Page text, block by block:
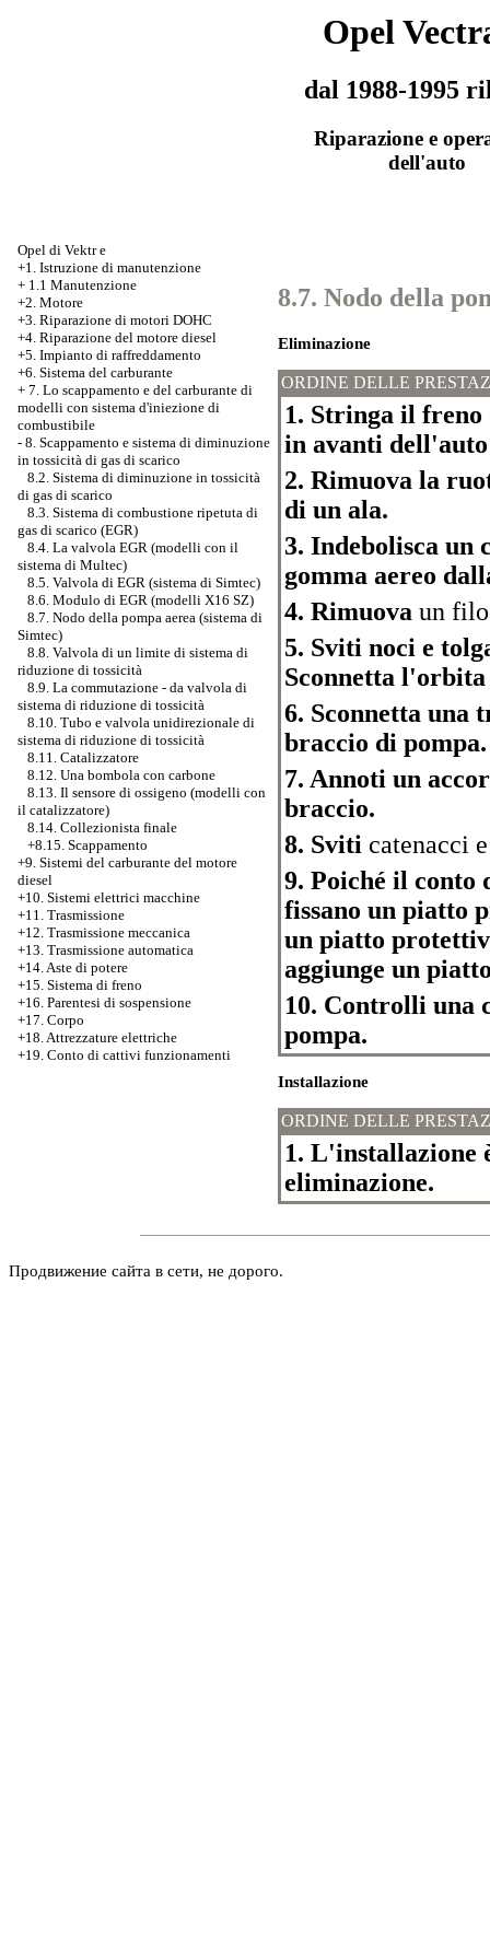
Opel
dal 1988-1995
Riparazione e
dell'auto
Opel di Vektr e
+1. Istruzione di manutenzione
+ 1.1 Manutenzione
+2. Motore
+3. Riparazione di motori DOHC
+4. Riparazione del motore diesel
+5. Impianto di raffreddamento
+6. Sistema del carburante
+ 7. Lo scappamento e del carburante di
modelli con sistema d'iniezione di
combustibile
- 8. Scappamento e sistema di diminuzione
in tossicità di gas di scarico
8.2. Sistema di diminuzione in tossicità
di gas di scarico
8.3. Sistema di combustione ripetuta di
gas di scarico (EGR)
8.4. La valvola EGR (modelli con il
sistema di Multec)
8.5. Valvola di EGR (sistema di Simtec)
8.6. Modulo di EGR (modelli X16 SZ)
8.7. Nodo della pompa aerea (sistema di
Simtec)
8.8. Valvola di un limite di sistema di
riduzione di tossicità
8.9. La commutazione - da valvola di
sistema di riduzione di tossicità
8.10. Tubo e valvola unidirezionale di
sistema di riduzione di tossicità
8.11. Catalizzatore
8.12. Una bombola con carbone
8.13. Il sensore di ossigeno (modelli con
il catalizzatore)
8.14. Collezionista finale
+8.15. Scappamento
+9. Sistemi del carburante del motore
diesel
+10. Sistemi elettrici macchine
+11. Trasmissione
+12. Trasmissione meccanica
+13. Trasmissione automatica
+14. Aste di potere
+15. Sistema di freno
+16. Parentesi di sospensione
+17. Corpo
+18. Attrezzature elettriche
+19. Conto di cattivi funzionamenti
8.7. Nodo della
Eliminazione
ORDINE DELLE
1. Stringa il freno
in avanti
2. Rimuova la
di un ala.
3. Indebolisca un
gomma aereo
4. Rimuova un
5. Sviti noci e
Sconnetta
6. Sconnetta una
braccio di pompa.
7. Annoti un
braccio.
8. Sviti catenacci
9. Poiché il conto
fissano un piatto
un piatto
aggiunge un
10. Controlli una
pompa.
Installazione
ORDINE DELLE
1. L'installazione
eliminazione.
Продвижение сайта в сети, не дорого.